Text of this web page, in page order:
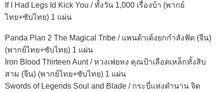
If I Had Legs Id Kick You / ทั้งวัน 1,000 เรื่องบ้า (พากย์
ไทย+ซับไทย) 1 แผ่น
Panda Plan 2 The Magical Tribe / แพนด้าเด้งยกกำลังฟัด (จีน)
(พากย์ไทย+ซับไทย) 1 แผ่น
Iron Blood Thirteen Aunt / หวงเฟยหง คุณป้าเลือดเหล็กทั้งสิบ
สาม (จีน) (พากย์ไทย+ซับไทย) 1 แผ่น
Swords of Legends Soul and Blade / กระบี่แห่งตำนาน จิต